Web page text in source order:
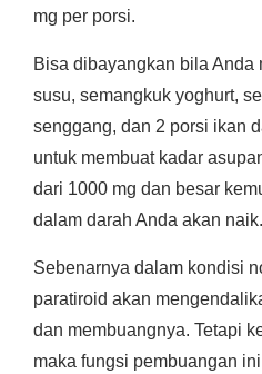
mg per porsi.
Bisa dibayangkan bila Anda
susu, semangkuk yoghurt,
senggang, dan 2 porsi ikan
untuk membuat kadar
dari 1000 mg dan besar
dalam darah Anda akan naik.
Sebenarnya dalam kondisi
paratiroid akan
dan membuangnya. Tetapi
maka fungsi pembuangan